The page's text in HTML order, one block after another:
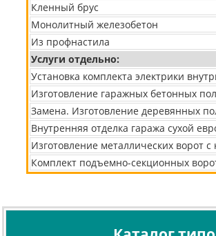
Кленный брус
Монолитный железобетон
Из профнастила
Услуги отдельно:
Установка комплекта электрики
Изготовление гаражных бетонных
Замена. Изготовление деревянных
Внутренняя отделка гаража сухой
Изготовление металлических ворот с
Комплект подъемно-секционных